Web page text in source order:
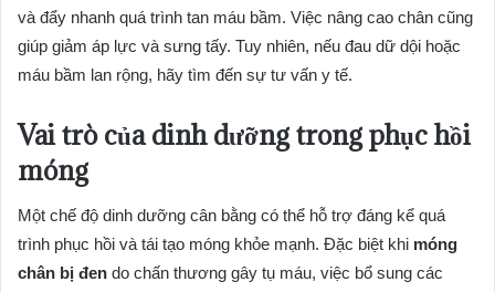
và đẩy nhanh quá trình tan máu bầm. Việc nâng cao chân cũng
giúp giảm áp lực và sưng tấy. Tuy nhiên, nếu đau dữ dội hoặc
máu bầm lan rộng, hãy tìm đến sự tư vấn y tế.
Vai trò của dinh dưỡng trong phục hồi
móng
Một chế độ dinh dưỡng cân bằng có thể hỗ trợ đáng kể quá
trình phục hồi và tái tạo móng khỏe mạnh. Đặc biệt khi móng
chân bị đen do chấn thương gây tụ máu, việc bổ sung các